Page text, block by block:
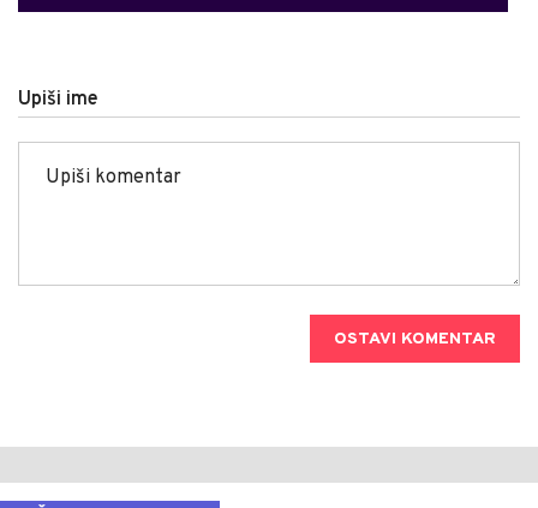
Upiši ime
OSTAVI KOMENTAR